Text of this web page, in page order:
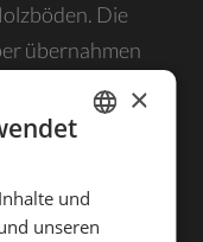
Die
übernahmen
„warmen“
Gründen
zu einen der
ITALIAN
×
und
unseren